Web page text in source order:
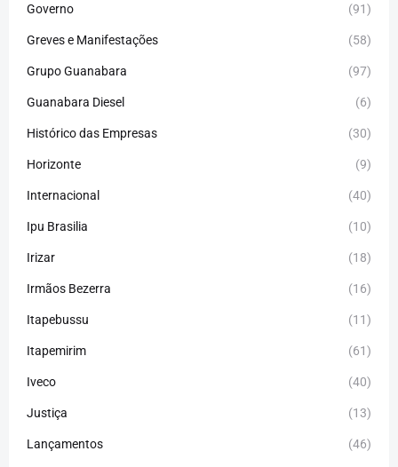
Governo (91)
Greves e Manifestações (58)
Grupo Guanabara (97)
Guanabara Diesel (6)
Histórico das Empresas (30)
Horizonte (9)
Internacional (40)
Ipu Brasilia (10)
Irizar (18)
Irmãos Bezerra (16)
Itapebussu (11)
Itapemirim (61)
Iveco (40)
Justiça (13)
Lançamentos (46)